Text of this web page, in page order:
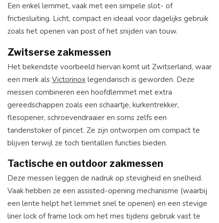
Een enkel lemmet, vaak met een simpele slot- of
frictiesluiting. Licht, compact en ideaal voor dagelijks gebruik
zoals het openen van post of het snijden van touw.
Zwitserse zakmessen
Het bekendste voorbeeld hiervan komt uit Zwitserland, waar
een merk alsVictorinoxlegendarisch is geworden. Deze
messen combineren een hoofdlemmet met extra
gereedschappen zoals een schaartje, kurkentrekker,
flesopener, schroevendraaier en soms zelfs een
tandenstoker of pincet. Ze zijn ontworpen om compact te
blijven terwijl ze toch tientallen functies bieden.
Tactische en outdoor zakmessen
Deze messen leggen de nadruk op stevigheid en snelheid.
Vaak hebben ze een assisted-opening mechanisme (waarbij
een lente helpt het lemmet snel te openen) en een stevige
liner lock of frame lock om het mes tijdens gebruik vast te